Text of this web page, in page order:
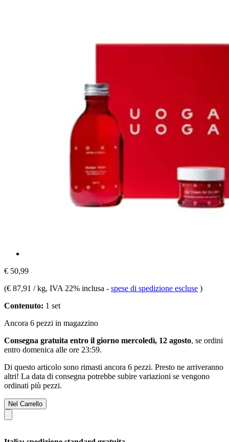
€ 50,99
(€ 87,91 / kg, IVA 22% inclusa - spese di spedizione escluse )
Contenuto: 1 set
Ancora 6 pezzi in magazzino
Consegna gratuita entro il giorno mercoledì, 12 agosto, se ordini
entro domenica alle ore 23:59.
Di questo articolo sono rimasti ancora 6 pezzi. Presto ne arriveranno
altri! La data di consegna potrebbe subire variazioni se vengono
ordinati più pezzi.
Nel Carrello